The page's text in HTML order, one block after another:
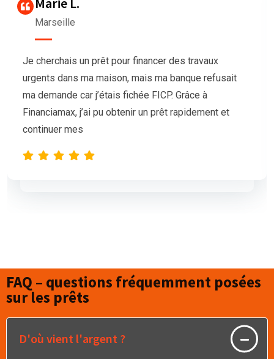
Nous avions besoin de trésorerie pour notre
association afin d’organiser un grand événement,
mais nos demandes de prêt étaient sans succès.
L’équipe de Financiamax a été très professionnelle
et compréhensive, et nous a proposé
FAQ – questions fréquemment posées
sur les prêts
D'où vient l'argent ?